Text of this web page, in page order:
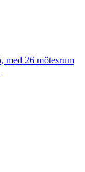
26 mötesrum